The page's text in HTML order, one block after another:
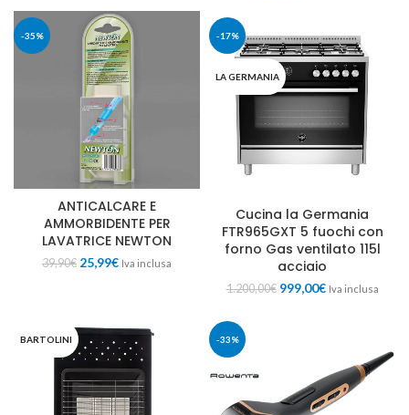
-35%
ANTICALCARE E
AMMORBIDENTE PER
LAVATRICE NEWTON
39,90€ 25,99€ Iva inclusa
-17%
LA GERMANIA
Cucina la Germania
FTR965GXT 5 fuochi con
forno Gas ventilato 115l
acciaio
1.200,00€ 999,00€ Iva inclusa
BARTOLINI -33%